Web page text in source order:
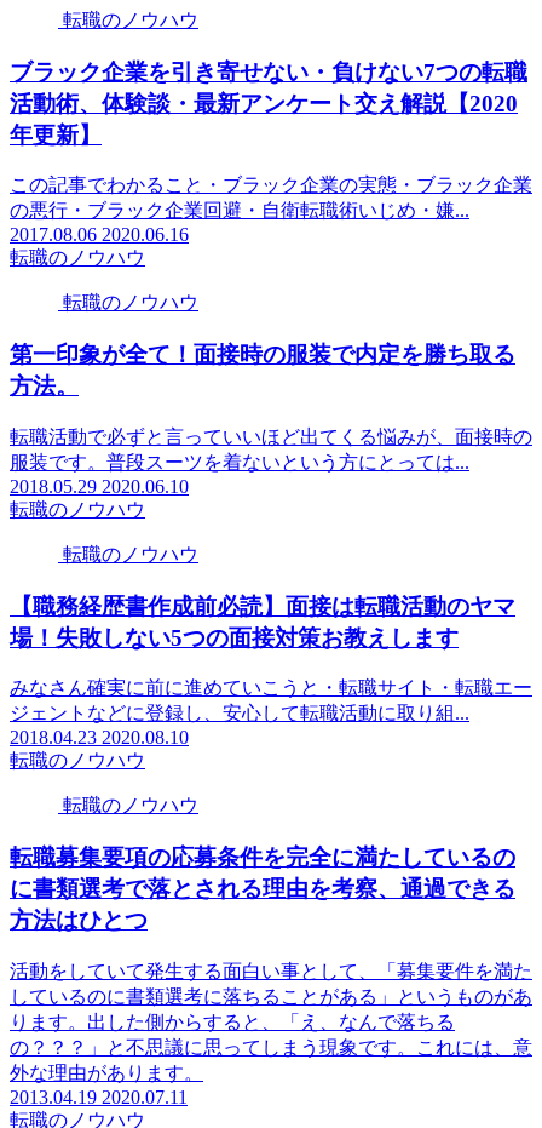
転職のノウハウ
ブラック企業を引き寄せない・負けない7つの転職
活動術、体験談・最新アンケート交え解説【2020
年更新】
この記事でわかること・ブラック企業の実態・ブラック企業
の悪行・ブラック企業回避・自衛転職術いじめ・嫌...
2017.08.06 2020.06.16
転職のノウハウ
転職のノウハウ
第一印象が全て！面接時の服装で内定を勝ち取る
方法。
転職活動で必ずと言っていいほど出てくる悩みが、面接時の
服装です。普段スーツを着ないという方にとっては...
2018.05.29 2020.06.10
転職のノウハウ
転職のノウハウ
【職務経歴書作成前必読】面接は転職活動のヤマ
場！失敗しない5つの面接対策お教えします
みなさん確実に前に進めていこうと・転職サイト・転職エー
ジェントなどに登録し、安心して転職活動に取り組...
2018.04.23 2020.08.10
転職のノウハウ
転職のノウハウ
転職募集要項の応募条件を完全に満たしているの
に書類選考で落とされる理由を考察、通過できる
方法はひとつ
活動をしていて発生する面白い事として、「募集要件を満た
しているのに書類選考に落ちることがある」というものがあ
ります。出した側からすると、「え、なんで落ちる
の？？？」と不思議に思ってしまう現象です。これには、意
外な理由があります。
2013.04.19 2020.07.11
転職のノウハウ